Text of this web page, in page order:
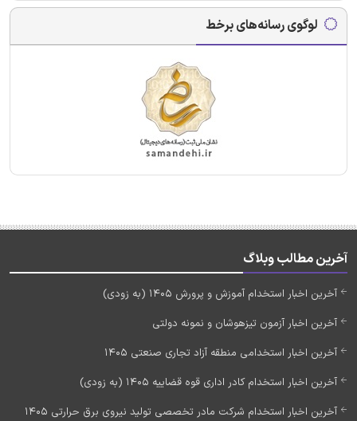
لوگوی رسانه‌های برخط
آخرین مطالب وبلاگ
آخرین اخبار استخدام آموزش و پرورش 1405 (به زودی)
آخرین اخبار آزمون تیزهوشان و نمونه دولتی
آخرین اخبار استخدامی منطقه آزاد تجاری صنعتی 1405
آخرین اخبار استخدام کادر اداری قوه قضاییه 1405 (به زودی)
آخرین اخبار استخدام شرکت مادر تخصصی تولید نیروی برق حرارتی 1405